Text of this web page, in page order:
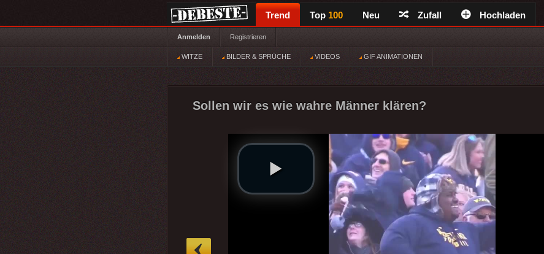
Trend Top 100 Neu Zufall Hochladen
Anmelden Registrieren
WITZE BILDER & SPRÜCHE VIDEOS GIF ANIMATIONEN
Sollen wir es wie wahre Männer klären?